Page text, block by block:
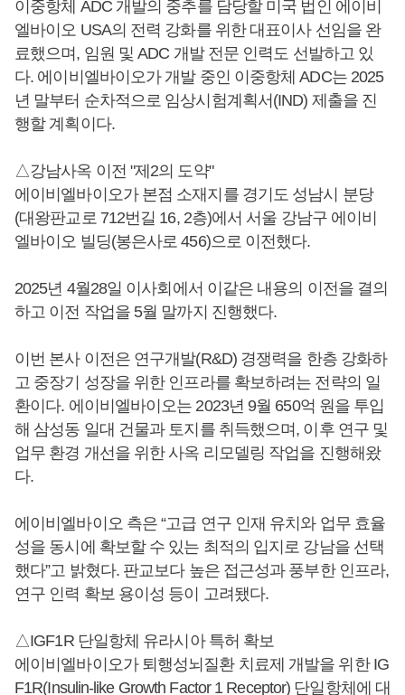
이중항체 ADC 개발의 중추를 담당할 미국 법인 에이비
엘바이오 USA의 전력 강화를 위한 대표이사 선임을 완
료했으며, 임원 및 ADC 개발 전문 인력도 선발하고 있
다. 에이비엘바이오가 개발 중인 이중항체 ADC는 2025
년 말부터 순차적으로 임상시험계획서(IND) 제출을 진
행할 계획이다.
△강남사옥 이전 "제2의 도약"
에이비엘바이오가 본점 소재지를 경기도 성남시 분당
(대왕판교로 712번길 16, 2층)에서 서울 강남구 에이비
엘바이오 빌딩(봉은사로 456)으로 이전했다.
2025년 4월28일 이사회에서 이같은 내용의 이전을 결의
하고 이전 작업을 5월 말까지 진행했다.
이번 본사 이전은 연구개발(R&D) 경쟁력을 한층 강화하
고 중장기 성장을 위한 인프라를 확보하려는 전략의 일
환이다. 에이비엘바이오는 2023년 9월 650억 원을 투입
해 삼성동 일대 건물과 토지를 취득했으며, 이후 연구 및
업무 환경 개선을 위한 사옥 리모델링 작업을 진행해왔
다.
에이비엘바이오 측은 “고급 연구 인재 유치와 업무 효율
성을 동시에 확보할 수 있는 최적의 입지로 강남을 선택
했다”고 밝혔다. 판교보다 높은 접근성과 풍부한 인프라,
연구 인력 확보 용이성 등이 고려됐다.
△IGF1R 단일항체 유라시아 특허 확보
에이비엘바이오가 퇴행성뇌질환 치료제 개발을 위한 IG
F1R(Insulin-like Growth Factor 1 Receptor) 단일항체에 대